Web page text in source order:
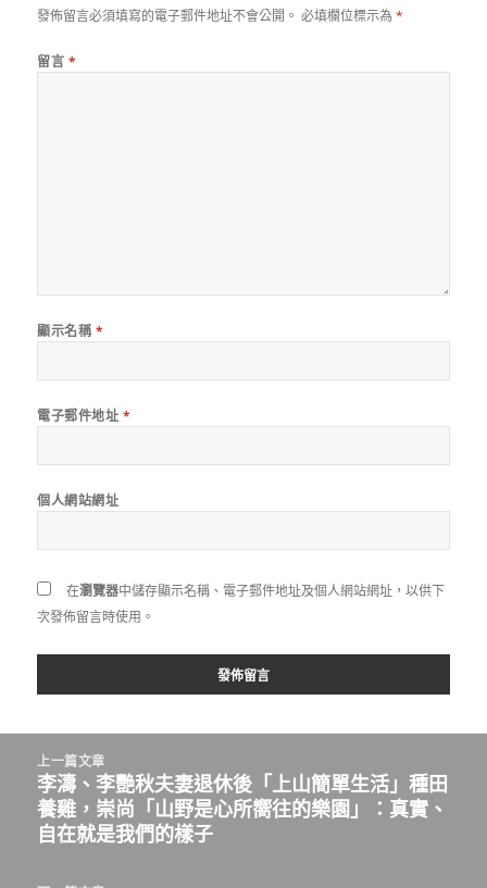
發佈留言必須填寫的電子郵件地址不會公開。 必填欄位標示為*
留言 *
顯示名稱 *
電子郵件地址 *
個人網站網址
在瀏覽器中儲存顯示名稱、電子郵件地址及個人網站網址，以供下
次發佈留言時使用。
上一篇文章
上
一
篇
李濤、李艷秋夫妻退休後「上山簡單生活」種田
養雞，崇尚「山野是心所嚮往的樂園」：真實、
自在就是我們的樣子